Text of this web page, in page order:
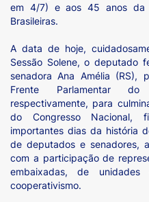
em 4/7) e aos 45 anos da
Brasileiras.
A data de hoje,
Sessão Solene, o deputado
senadora Ana Amélia (RS),
Frente Parlamentar do
respectivamente, para
do Congresso Nacional,
importantes dias da história
de deputados e senadores,
com a participação de
embaixadas, de
cooperativismo.